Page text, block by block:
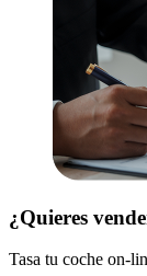
¿Quieres
Tasa tu coche on-